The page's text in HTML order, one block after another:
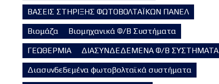
ΒΑΣΕΙΣ ΣΤΗΡΙΞΗΣ ΦΩΤΟΒΟΛΤΑΪΚΩΝ ΠΑΝΕΛ
Βιομάζα Βιομηχανικά Φ/Β Συστήματα
ΓΕΩΘΕΡΜΙΑ ΔΙΑΣΥΝΔΕΔΕΜΕΝΑ Φ/Β ΣΥΣΤΗΜΑΤΑ
Διασυνδεδεμένα φωτοβολταϊκά συστήματα